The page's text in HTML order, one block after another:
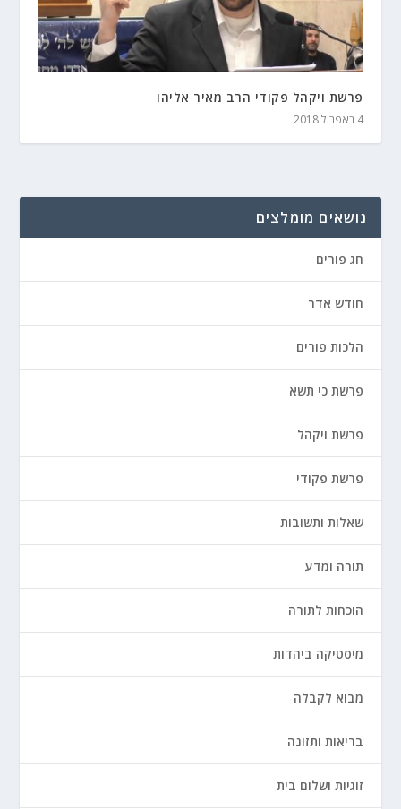
פרשת ויקהל פקודי הרב מאיר אליהו
4 באפריל 2018
נושאים מומלצים
חג פורים
חודש אדר
הלכות פורים
פרשת כי תשא
פרשת ויקהל
פרשת פקודי
שאלות ותשובות
תורה ומדע
הוכחות לתורה
מיסטיקה ביהדות
מבוא לקבלה
בריאות ותזונה
זוגיות ושלום בית